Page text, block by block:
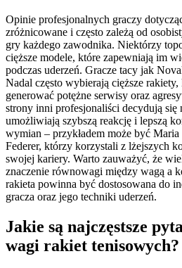
Opinie profesjonalnych graczy
zróżnicowane i często zależą od
gry każdego zawodnika. Niektórzy
cięższe modele, które zapewniają im
podczas uderzeń. Gracze tacy jak
Nadal często wybierają cięższe
generować potężne serwisy oraz
strony inni profesjonaliści decydują się
umożliwiają szybszą reakcję i lepszą
wymian – przykładem może być
Federer, którzy korzystali z lżejszych
swojej kariery. Warto zauważyć, że
znaczenie równowagi między wagą a
rakieta powinna być dostosowana do
gracza oraz jego techniki uderzeń.
Jakie są najczęstsze
wagi rakiet tenisowych?